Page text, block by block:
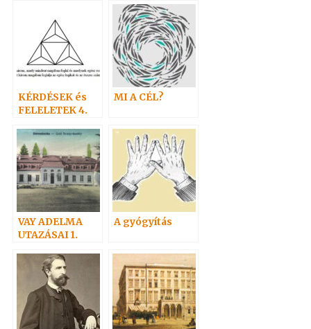
KÉRDÉSEK és
FELELETEK 4.
Hoffmann
professzor
MI A CÉL?
VAY ADELMA
UTAZÁSAI 1.
A gyógyítás